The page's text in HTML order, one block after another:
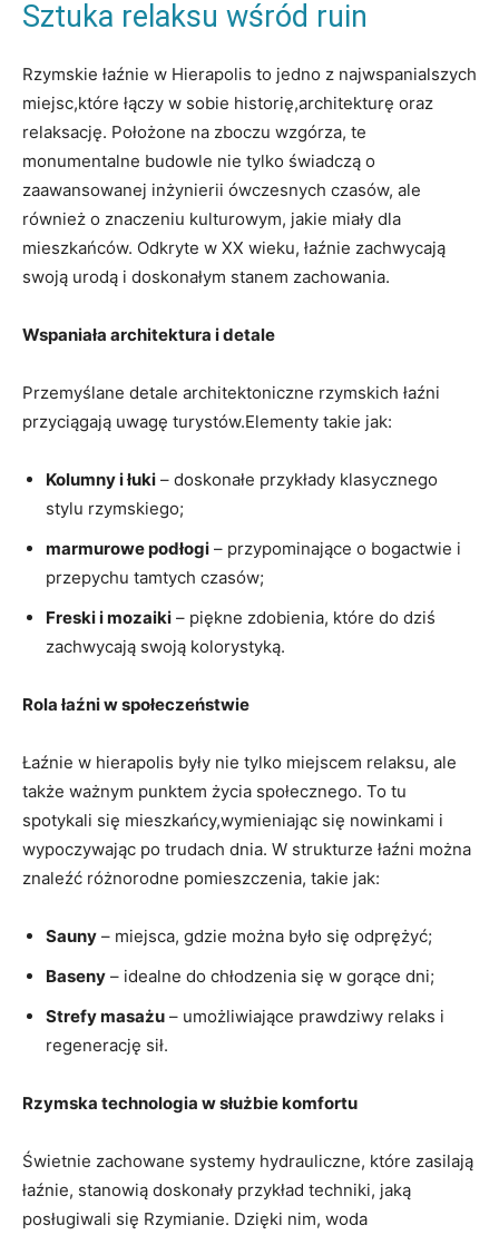
Sztuka relaksu wśród ruin
Rzymskie łaźnie w Hierapolis to jedno z najwspanialszych
miejsc,które łączy w sobie historię,architekturę oraz
relaksację. Położone na zboczu wzgórza, te
monumentalne budowle nie tylko świadczą o
zaawansowanej inżynierii ówczesnych czasów, ale
również o znaczeniu kulturowym, jakie miały dla
mieszkańców. Odkryte w XX wieku, łaźnie zachwycają
swoją urodą i doskonałym stanem zachowania.
Wspaniała architektura i detale
Przemyślane detale architektoniczne rzymskich łaźni
przyciągają uwagę turystów.Elementy takie jak:
Kolumny i łuki – doskonałe przykłady klasycznego
stylu rzymskiego;
marmurowe podłogi – przypominające o bogactwie i
przepychu tamtych czasów;
Freski i mozaiki – piękne zdobienia, które do dziś
zachwycają swoją kolorystyką.
Rola łaźni w społeczeństwie
Łaźnie w hierapolis były nie tylko miejscem relaksu, ale
także ważnym punktem życia społecznego. To tu
spotykali się mieszkańcy,wymieniając się nowinkami i
wypoczywając po trudach dnia. W strukturze łaźni można
znaleźć różnorodne pomieszczenia, takie jak:
Sauny – miejsca, gdzie można było się odprężyć;
Baseny – idealne do chłodzenia się w gorące dni;
Strefy masażu – umożliwiające prawdziwy relaks i
regenerację sił.
Rzymska technologia w służbie komfortu
Świetnie zachowane systemy hydrauliczne, które zasilają
łaźnie, stanowią doskonały przykład techniki, jaką
posługiwali się Rzymianie. Dzięki nim, woda